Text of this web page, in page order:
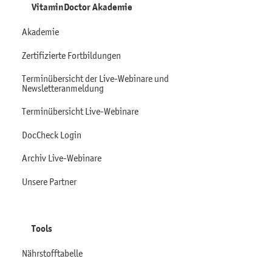
VitaminDoctor Akademie
Akademie
Zertifizierte Fortbildungen
Terminübersicht der Live-Webinare und
Newsletteranmeldung
Terminübersicht Live-Webinare
DocCheck Login
Archiv Live-Webinare
Unsere Partner
Tools
Nährstofftabelle